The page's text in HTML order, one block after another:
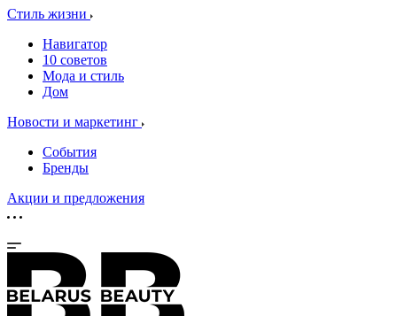
Стиль жизни
Навигатор
10 советов
Мода и стиль
Дом
Новости и маркетинг
События
Бренды
Акции и предложения